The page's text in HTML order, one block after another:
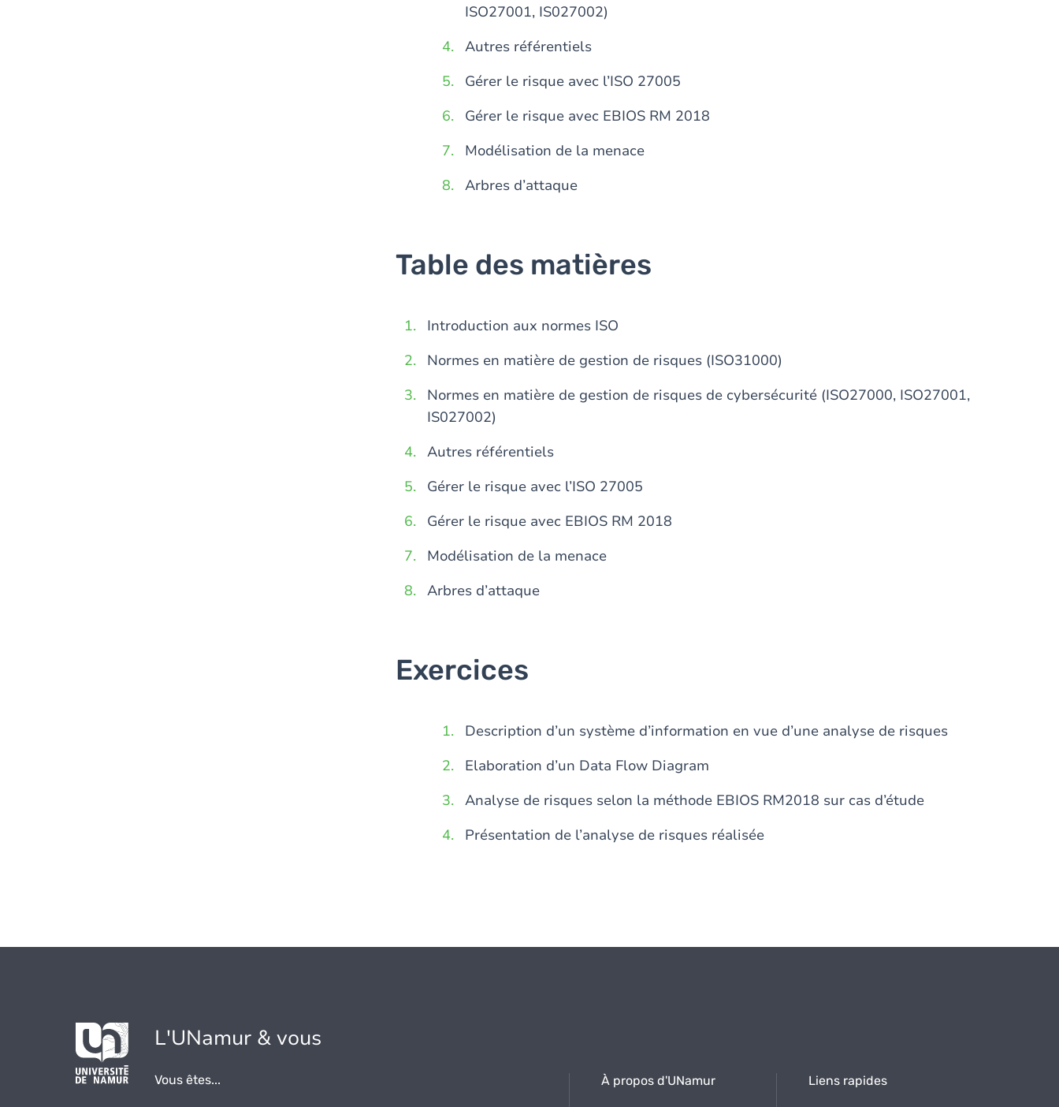
ISO27001, IS027002)
Autres référentiels
Gérer le risque avec l’ISO 27005
Gérer le risque avec EBIOS RM 2018
Modélisation de la menace
Arbres d’attaque
Table des matières
Introduction aux normes ISO
Normes en matière de gestion de risques (ISO31000)
Normes en matière de gestion de risques de cybersécurité (ISO27000, ISO27001,
IS027002)
Autres référentiels
Gérer le risque avec l’ISO 27005
Gérer le risque avec EBIOS RM 2018
Modélisation de la menace
Arbres d’attaque
Exercices
Description d’un système d’information en vue d’une analyse de risques
Elaboration d’un Data Flow Diagram
Analyse de risques selon la méthode EBIOS RM2018 sur cas d’étude
Présentation de l’analyse de risques réalisée
L'UNamur & vous
Vous êtes... À propos d'UNamur Liens rapides